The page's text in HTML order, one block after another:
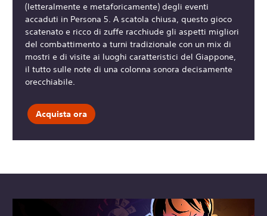
(letteralmente e metaforicamente) degli eventi
accaduti in Persona 5. A scatola chiusa, questo gioco
scatenato e ricco di zuffe racchiude gli aspetti migliori
del combattimento a turni tradizionale con un mix di
mostri e di visite ai luoghi caratteristici del Giappone,
il tutto sulle note di una colonna sonora decisamente
orecchiabile.
Acquista ora